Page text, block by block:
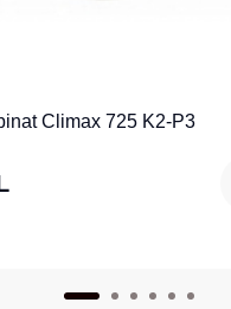
Climax 725 K2-P3